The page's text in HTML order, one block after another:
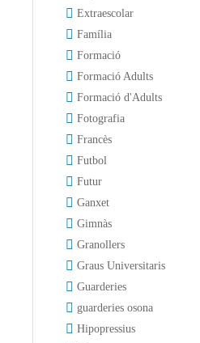
Extraescolar
Família
Formació
Formació Adults
Formació d'Adults
Fotografia
Francès
Futbol
Futur
Ganxet
Gimnàs
Granollers
Graus Universitaris
Guarderies
guarderies osona
Hipopressius